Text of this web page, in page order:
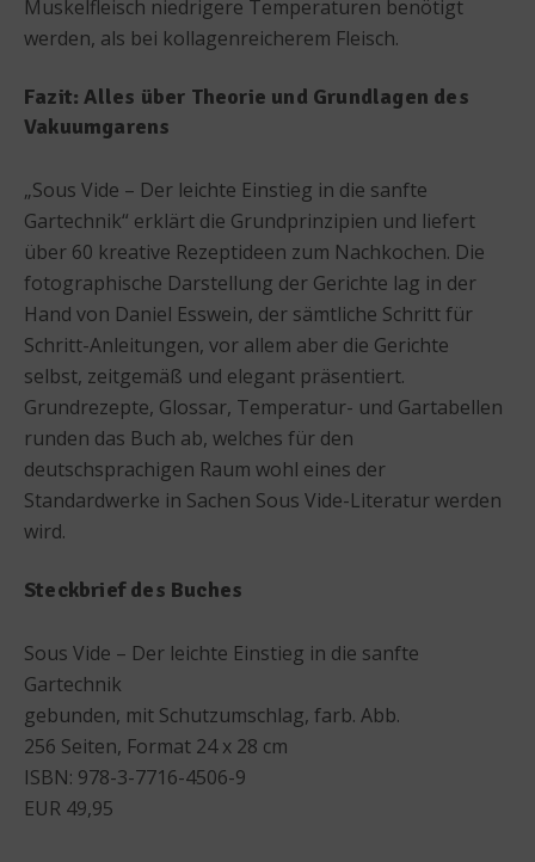
Muskelfleisch niedrigere Temperaturen benötigt
werden, als bei kollagenreicherem Fleisch.
Fazit: Alles über Theorie und Grundlagen des
Vakuumgarens
„Sous Vide – Der leichte Einstieg in die sanfte
Gartechnik“ erklärt die Grundprinzipien und liefert
über 60 kreative Rezeptideen zum Nachkochen. Die
fotographische Darstellung der Gerichte lag in der
Hand von Daniel Esswein, der sämtliche Schritt für
Schritt-Anleitungen, vor allem aber die Gerichte
selbst, zeitgemäß und elegant präsentiert.
Grundrezepte, Glossar, Temperatur- und Gartabellen
runden das Buch ab, welches für den
deutschsprachigen Raum wohl eines der
Standardwerke in Sachen Sous Vide-Literatur werden
wird.
Steckbrief des Buches
Sous Vide – Der leichte Einstieg in die sanfte
Gartechnik
gebunden, mit Schutzumschlag, farb. Abb.
256 Seiten, Format 24 x 28 cm
ISBN: 978-3-7716-4506-9
EUR 49,95